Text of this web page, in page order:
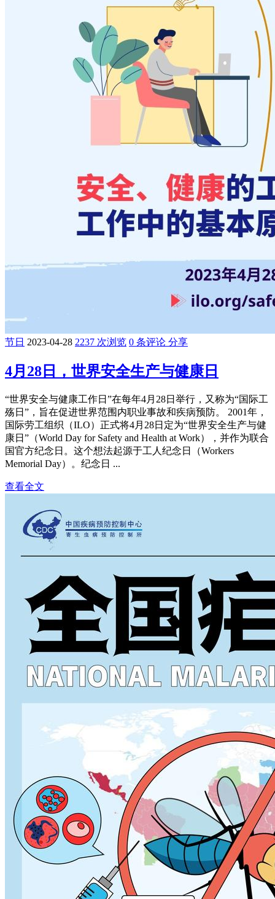
节日 2023-04-28 2237 次浏览 0 条评论 分享
4月28日，世界安全生产与健康日
“世界安全与健康工作日”在每年4月28日举行，又称为“国际工
殇日”，旨在促进世界范围内职业事故和疾病预防。 2001年，
国际劳工组织（ILO）正式将4月28日定为“世界安全生产与健
康日”（World Day for Safety and Health at Work），并作为联合
国官方纪念日。这个想法起源于工人纪念日（Workers
Memorial Day）。纪念日 ...
查看全文